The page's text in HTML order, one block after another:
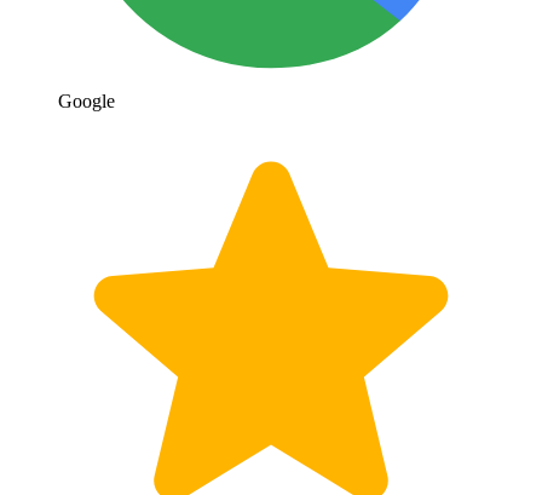
Google